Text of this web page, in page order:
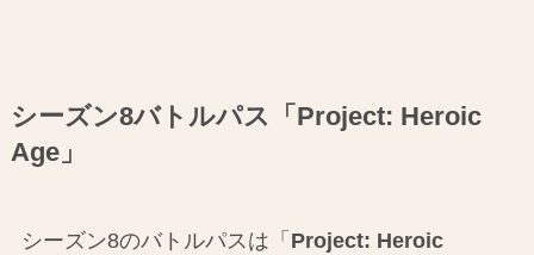
シーズン8バトルパス「Project: Heroic
Age」
シーズン8のバトルパスは「 Project: Heroic